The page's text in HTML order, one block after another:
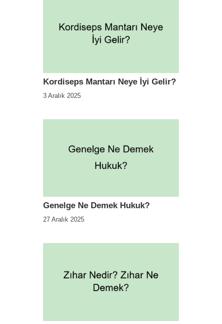
Kordiseps Mantarı Neye İyi Gelir?
3 Aralık 2025
Genelge Ne Demek Hukuk?
27 Aralık 2025